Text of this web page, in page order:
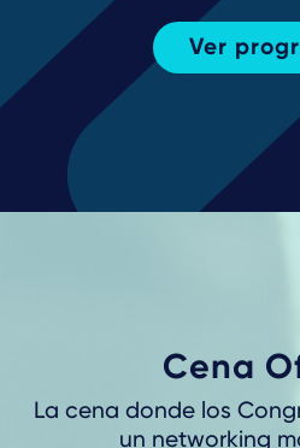
Ver
Cena
La cena donde los
un networking